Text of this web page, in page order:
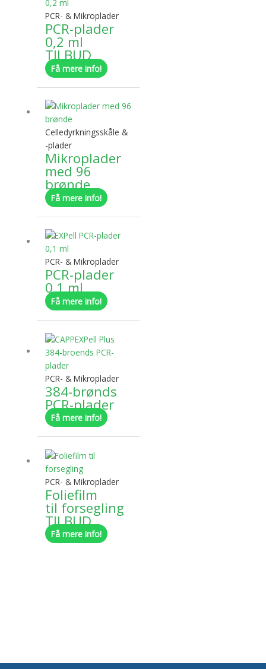
PCR- & Mikroplader
PCR-plader
0,2 ml
TILBUD
Få mere info!
flere
varianter.
vælges
Celledyrkningsskåle &
-plader
Mikroplader
med 96
brønde
Få mere info!
vare
flere
Mulighederne
på
PCR- & Mikroplader
PCR-plader
0,1 ml
Få mere info!
vare
flere
varianter.
kan
varesiden
PCR- & Mikroplader
384-brønds
PCR-plader
Få mere info!
vare
har
varianter.
Mulighederne
kan
vælges
PCR- & Mikroplader
Foliefilm
til forsegling
TILBUD
Få mere info!
flere
Mulighederne
vælges